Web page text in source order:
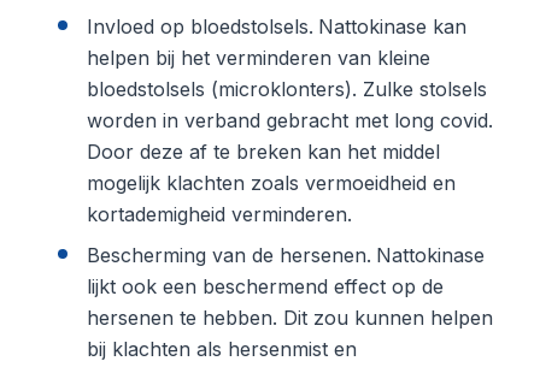
Invloed op bloedstolsels. Nattokinase kan
helpen bij het verminderen van kleine
bloedstolsels (microklonters). Zulke stolsels
worden in verband gebracht met long covid.
Door deze af te breken kan het middel
mogelijk klachten zoals vermoeidheid en
kortademigheid verminderen.
Bescherming van de hersenen. Nattokinase
lijkt ook een beschermend effect op de
hersenen te hebben. Dit zou kunnen helpen
bij klachten als hersenmist en